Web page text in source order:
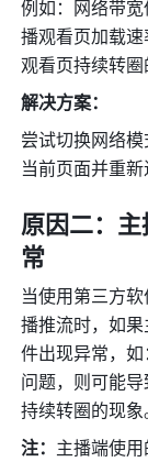
例如：网络带
播观看页加载
观看页持续转圈
解决方案：
尝试切换网络
当前页面并重新
原因二：
常
当使用第三方
播推流时，如
件出现异常，
问题，则可能
持续转圈的现象
注： 主播端使